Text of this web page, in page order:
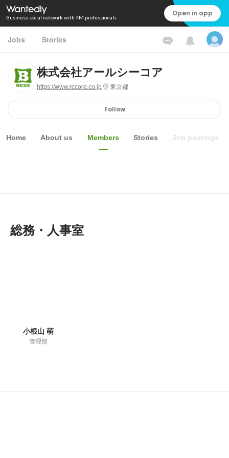
Business social network with 4M professionals Open in app
Jobs Stories
株式会社アールシーコア
https://www.rccore.co.jp 東京都
Follow
Home About us Members Stories Job postings
総務・人事室
小根山 萌
管理部